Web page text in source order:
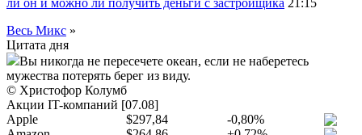
Весь Микс »
Цитата дня
Вы никогда не пересечете океан, если не наберетесь
мужества потерять берег из виду.
© Христофор Колумб
Акции IT-компаний [07.08]
Apple
$297,84
-0,80%